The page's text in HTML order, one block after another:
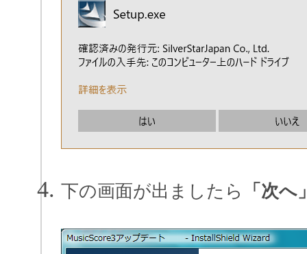
下の画面が出ましたら 「次へ